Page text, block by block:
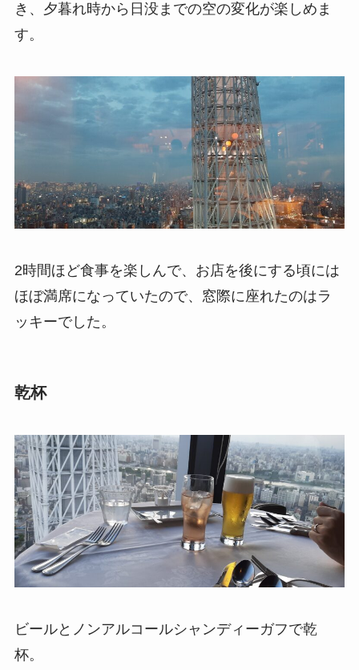
き、夕暮れ時から日没までの空の変化が楽しめま
す。
2時間ほど食事を楽しんで、お店を後にする頃には
ほぼ満席になっていたので、窓際に座れたのはラ
ッキーでした。
乾杯
ビールとノンアルコールシャンディーガフで乾
杯。